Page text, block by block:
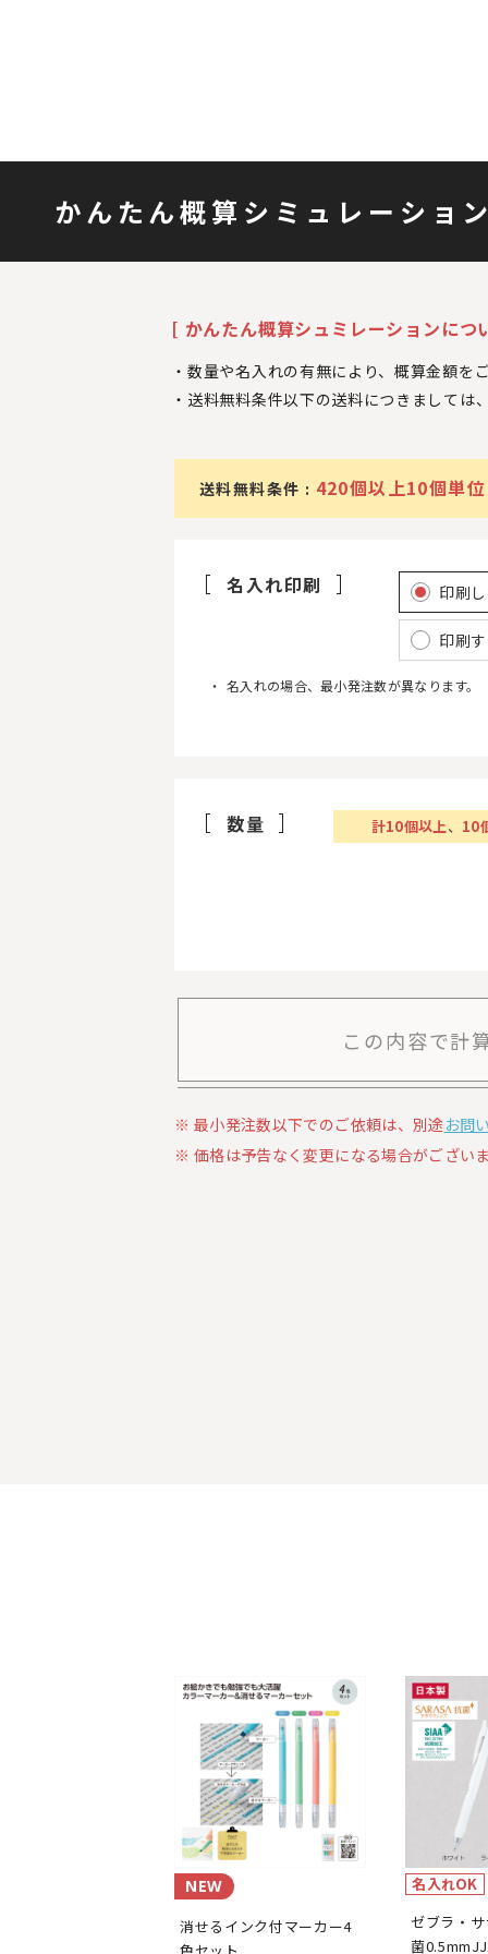
かんたん概算シミュレーション
[ かんたん概算シュミレーションにつ
数量や名入れの有無により、概算金額を
送料無料条件以下の送料につきましては
送料無料条件 : 420個以上10個単位
名入れ印刷 印刷
印刷
名入れの場合、最小発注数が異なります。
数量 計10個以上、 10
この内容で計
最小発注数以下でのご依頼は、別途 お問
価格は予告なく変更になる場合がござい
NEW
消せるインク付マーカー4
名入れOK
ゼブラ・
菌